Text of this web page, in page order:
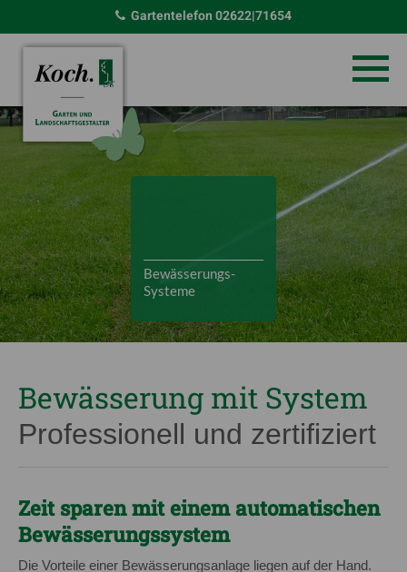
Gartentelefon02622|71654
Bewässerungs-
Systeme
Bewässerung mit System
Professionell und zertifiziert
Zeit sparen mit einem automatischen
Bewässerungssystem
Die Vorteile einer Bewässerungsanlage liegen auf der Hand.